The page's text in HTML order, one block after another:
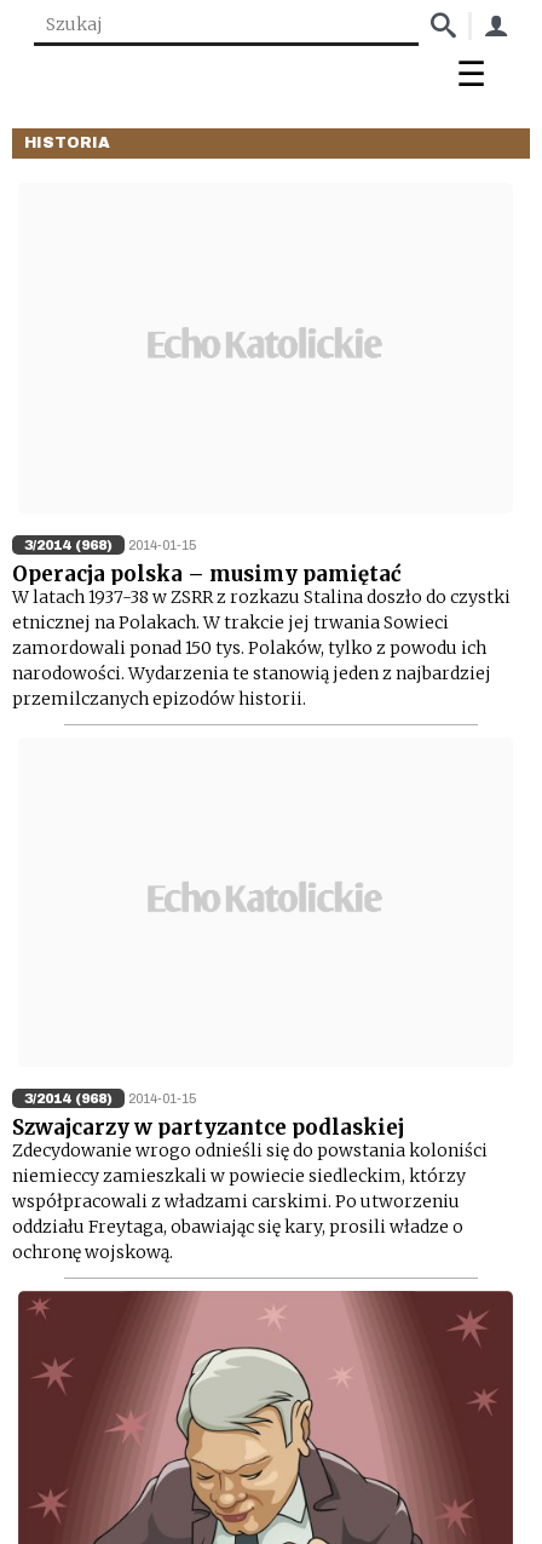
HISTORIA
3/2014 (968) 2014-01-15
Operacja polska – musimy pamiętać
W latach 1937-38 w ZSRR z rozkazu Stalina doszło do czystki
etnicznej na Polakach. W trakcie jej trwania Sowieci
zamordowali ponad 150 tys. Polaków, tylko z powodu ich
narodowości. Wydarzenia te stanowią jeden z najbardziej
przemilczanych epizodów historii.
3/2014 (968) 2014-01-15
Szwajcarzy w partyzantce podlaskiej
Zdecydowanie wrogo odnieśli się do powstania koloniści
niemieccy zamieszkali w powiecie siedleckim, którzy
współpracowali z władzami carskimi. Po utworzeniu
oddziału Freytaga, obawiając się kary, prosili władze o
ochronę wojskową.